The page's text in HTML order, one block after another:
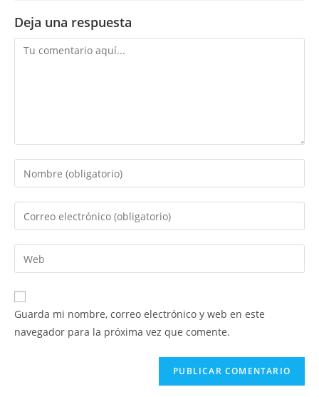
Deja una respuesta
Comentario
Introduce
tu
nombre
de
usuario
para
comentar
Introduce
tu
dirección
de
electrónico
para
comentar
Introduce
la
URL
de
Guarda mi nombre, correo electrónico y web en este
navegador para la próxima vez que comente.